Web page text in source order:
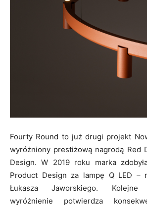
Fourty Round to już drugi projekt
wyróżniony prestiżową nagrodą Red
Design. W 2019 roku marka
Product Design za lampę Q LED –
Łukasza Jaworskiego. Kolejne
wyróżnienie potwierdza